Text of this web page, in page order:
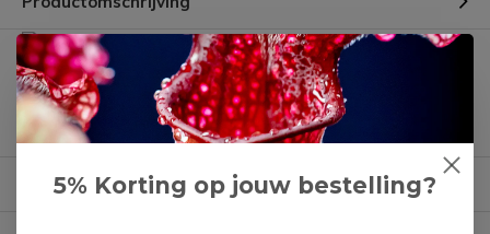
Heb je een vraag over dit product?
We helpen je graag met het vinden van het juiste product.
Verstuur mail Reviews
5% Korting op jouw bestelling?